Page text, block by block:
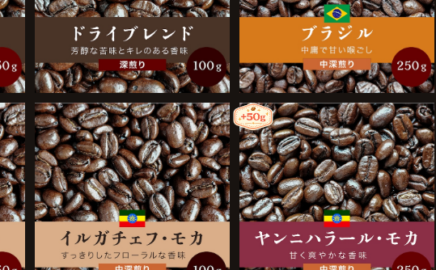
¥950
¥1,900
イルガチェフ・モカ 100g
¥1,200
ヤンニハラール・モカ 250g
¥2,800